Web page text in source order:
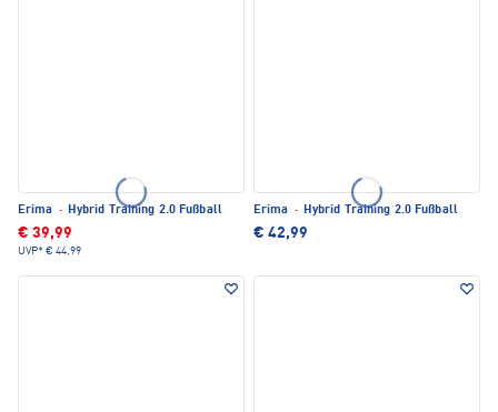
Erima · Hybrid Training 2.0 Fußball
€ 39,99
UVP* € 44,99
Erima · Hybrid Training 2.0 Fußball
€ 42,99